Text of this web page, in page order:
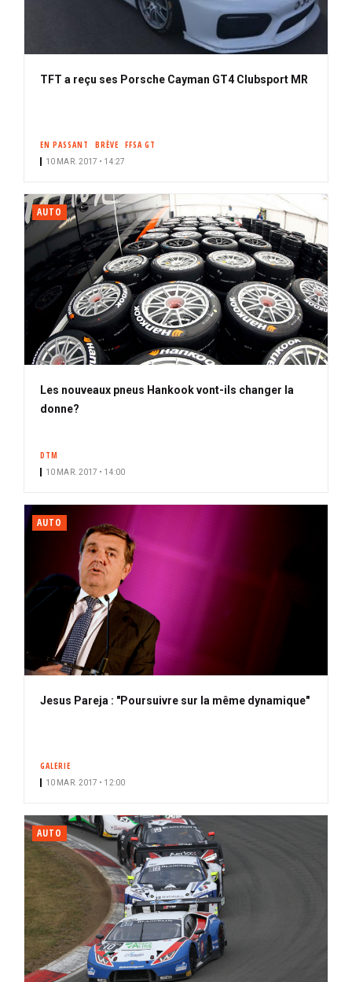
TFT a reçu ses Porsche Cayman GT4 Clubsport MR
EN PASSANT BRÈVE FFSA GT
10 MAR. 2017 • 14:27
AUTO
Les nouveaux pneus Hankook vont-ils changer la
donne?
DTM
10 MAR. 2017 • 14:00
AUTO
Jesus Pareja : "Poursuivre sur la même dynamique"
GALERIE
10 MAR. 2017 • 12:00
AUTO